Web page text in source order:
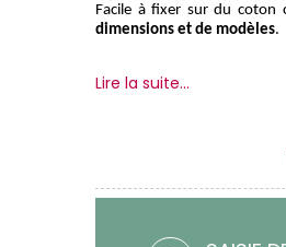
Facile à fixer sur du coton
dimensions et de modèles.
Lire la suite...